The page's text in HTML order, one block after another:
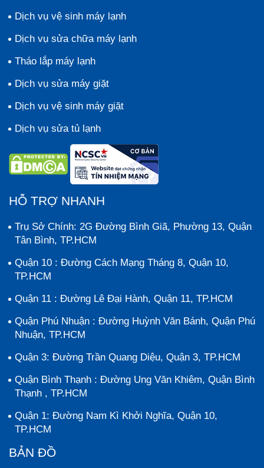
Dịch vụ vệ sinh máy lạnh
Dịch vụ sửa chữa máy lạnh
Tháo lắp máy lạnh
Dịch vụ sửa máy giặt
Dịch vụ vệ sinh máy giặt
Dịch vụ sửa tủ lạnh
HỖ TRỢ NHANH
Trụ Sở Chính: 2G Đường Bình Giã, Phường 13, Quận
Tân Bình, TP.HCM
Quận 10 : Đường Cách Mạng Tháng 8, Quận 10,
TP.HCM
Quận 11 : Đường Lê Đại Hành, Quận 11, TP.HCM
Quận Phú Nhuận : Đường Huỳnh Văn Bánh, Quận Phú
Nhuận, TP.HCM
Quận 3: Đường Trần Quang Diệu, Quận 3, TP.HCM
Quận Bình Thạnh : Đường Ung Văn Khiêm, Quận Bình
Thạnh , TP.HCM
Quận 1: Đường Nam Kì Khởi Nghĩa, Quận 10,
TP.HCM
BẢN ĐỒ